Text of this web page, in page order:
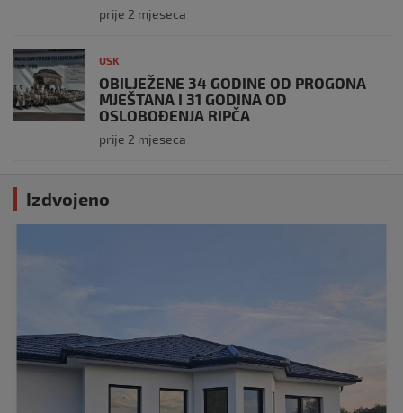
prije 2 mjeseca
USK
OBILJEŽENE 34 GODINE OD PROGONA
MJEŠTANA I 31 GODINA OD
OSLOBOĐENJA RIPČA
prije 2 mjeseca
Izdvojeno